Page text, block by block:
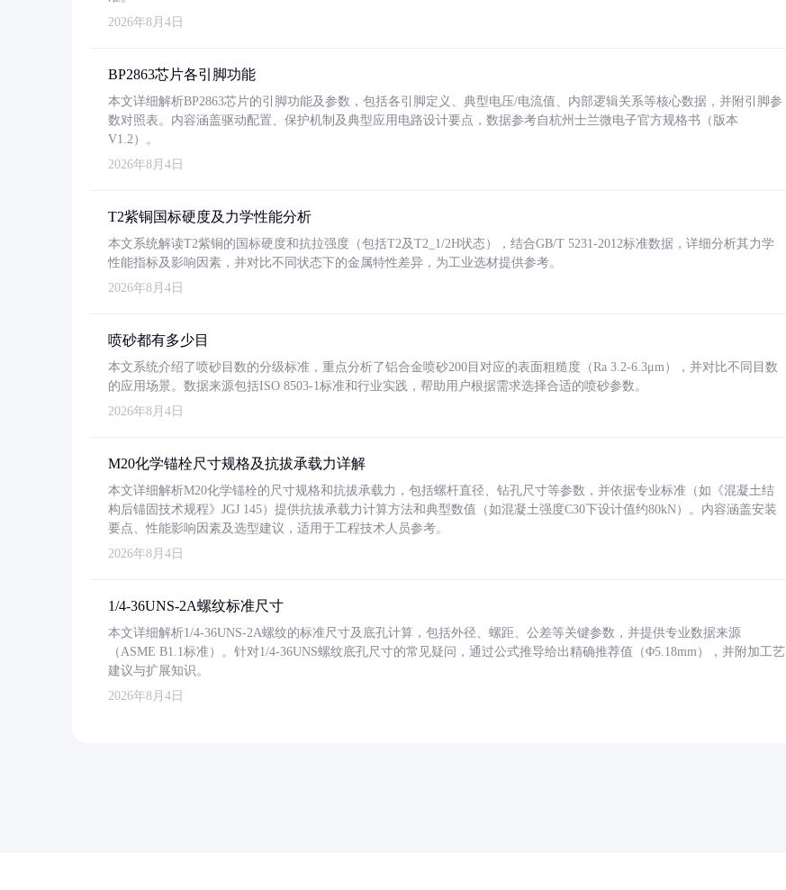
2026年8月4日
BP2863芯片各引脚功能
本文详细解析BP2863芯片的引脚功能及参数，包括各引脚定义、典型电压/电流值、内部逻辑关系等核心数据，并附引脚参
数对照表。内容涵盖驱动配置、保护机制及典型应用电路设计要点，数据参考自杭州士兰微电子官方规格书（版本
V1.2）。
2026年8月4日
T2紫铜国标硬度及力学性能分析
本文系统解读T2紫铜的国标硬度和抗拉强度（包括T2及T2_1/2H状态），结合GB/T 5231-2012标准数据，详细分析其力学
性能指标及影响因素，并对比不同状态下的金属特性差异，为工业选材提供参考。
2026年8月4日
喷砂都有多少目
本文系统介绍了喷砂目数的分级标准，重点分析了铝合金喷砂200目对应的表面粗糙度（Ra 3.2-6.3μm），并对比不同目数
的应用场景。数据来源包括ISO 8503-1标准和行业实践，帮助用户根据需求选择合适的喷砂参数。
2026年8月4日
M20化学锚栓尺寸规格及抗拔承载力详解
本文详细解析M20化学锚栓的尺寸规格和抗拔承载力，包括螺杆直径、钻孔尺寸等参数，并依据专业标准（如《混凝土结
构后锚固技术规程》JGJ 145）提供抗拔承载力计算方法和典型数值（如混凝土强度C30下设计值约80kN）。内容涵盖安装
要点、性能影响因素及选型建议，适用于工程技术人员参考。
2026年8月4日
1/4-36UNS-2A螺纹标准尺寸
本文详细解析1/4-36UNS-2A螺纹的标准尺寸及底孔计算，包括外径、螺距、公差等关键参数，并提供专业数据来源
（ASME B1.1标准）。针对1/4-36UNS螺纹底孔尺寸的常见疑问，通过公式推导给出精确推荐值（Φ5.18mm），并附加工艺
建议与扩展知识。
2026年8月4日